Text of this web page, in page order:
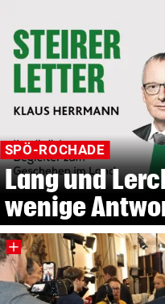
SPÖ-ROCHADE
Lang und
wenige